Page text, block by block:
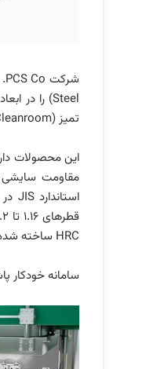
تمیز (Cleanroom) طراحی شده‌اند.
مقاومت سایشی
HRC ساخته شده‌اند.
سامانه خودکار